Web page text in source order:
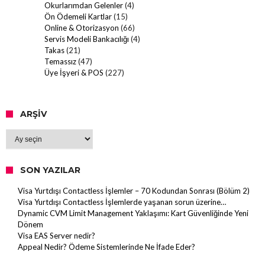
Okurlarımdan Gelenler(4)
Ön Ödemeli Kartlar(15)
Online & Otorizasyon (66)
Servis Modeli Bankacılığı (4)
Takas(21)
Temassız(47)
Üye İşyeri & POS (227)
ARŞIV
SON YAZILAR
Visa Yurtdışı Contactless İşlemler – 70 Kodundan Sonrası (Bölüm 2)
Visa Yurtdışı Contactless İşlemlerde yaşanan sorun üzerine…
Dynamic CVM Limit Management Yaklaşımı: Kart Güvenliğinde Yeni
Dönem
Visa EAS Server nedir?
Appeal Nedir? Ödeme Sistemlerinde Ne İfade Eder?